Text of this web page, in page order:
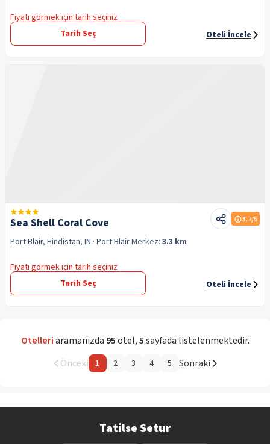
Fiyatı görmek için tarih seçiniz
Tarih Seç
Oteli İncele
Sea Shell Coral Cove 3.7/5
Port Blair, Hindistan, IN · Port BlairMerkez: 3.3 km
Fiyatı görmek için tarih seçiniz
Tarih Seç
Oteli İncele
Otelleriaramanızda 95otel,5sayfada listelenmektedir.
Önceki 1 2 3 4 5 Sonraki
Tatilse Setur